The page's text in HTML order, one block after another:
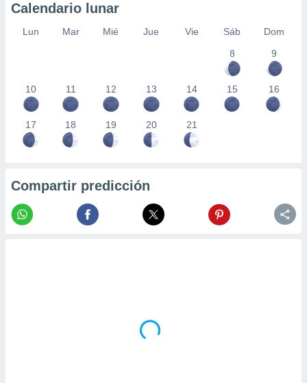
Calendario lunar
Lun Mar Mié Jue Vie Sáb
Dom
8
9
10 11 12 13 14 15 16
17 18 19 20 21
Compartir predicción